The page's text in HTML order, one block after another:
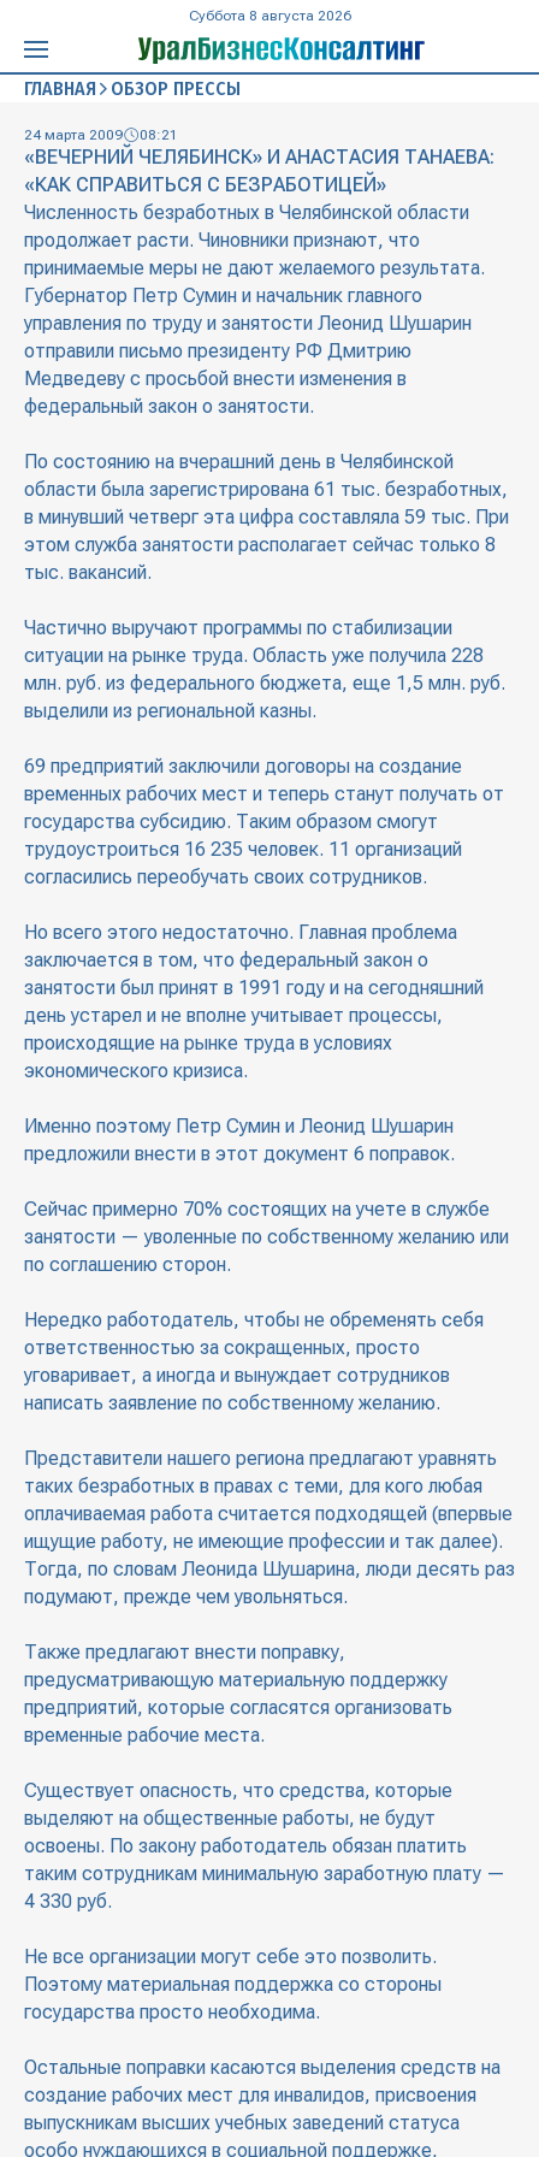
Суббота 8 августа 2026
ГЛАВНАЯ ОБЗОР ПРЕССЫ
24 марта 2009 08:21
«ВЕЧЕРНИЙ ЧЕЛЯБИНСК» И АНАСТАСИЯ ТАНАЕВА:
«КАК СПРАВИТЬСЯ С БЕЗРАБОТИЦЕЙ»
Численность безработных в Челябинской области
продолжает расти. Чиновники признают, что
принимаемые меры не дают желаемого результата.
Губернатор Петр Сумин и начальник главного
управления по труду и занятости Леонид Шушарин
отправили письмо президенту РФ Дмитрию
Медведеву с просьбой внести изменения в
федеральный закон о занятости.
По состоянию на вчерашний день в Челябинской
области была зарегистрирована 61 тыс. безработных,
в минувший четверг эта цифра составляла 59 тыс. При
этом служба занятости располагает сейчас только 8
тыс. вакансий.
Частично выручают программы по стабилизации
ситуации на рынке труда. Область уже получила 228
млн. руб. из федерального бюджета, еще 1,5 млн. руб.
выделили из региональной казны.
69 предприятий заключили договоры на создание
временных рабочих мест и теперь станут получать от
государства субсидию. Таким образом смогут
трудоустроиться 16 235 человек. 11 организаций
согласились переобучать своих сотрудников.
Но всего этого недостаточно. Главная проблема
заключается в том, что федеральный закон о
занятости был принят в 1991 году и на сегодняшний
день устарел и не вполне учитывает процессы,
происходящие на рынке труда в условиях
экономического кризиса.
Именно поэтому Петр Сумин и Леонид Шушарин
предложили внести в этот документ 6 поправок.
Сейчас примерно 70% состоящих на учете в службе
занятости — уволенные по собственному желанию или
по соглашению сторон.
Нередко работодатель, чтобы не обременять себя
ответственностью за сокращенных, просто
уговаривает, а иногда и вынуждает сотрудников
написать заявление по собственному желанию.
Представители нашего региона предлагают уравнять
таких безработных в правах с теми, для кого любая
оплачиваемая работа считается подходящей (впервые
ищущие работу, не имеющие профессии и так далее).
Тогда, по словам Леонида Шушарина, люди десять раз
подумают, прежде чем увольняться.
Также предлагают внести поправку,
предусматривающую материальную поддержку
предприятий, которые согласятся организовать
временные рабочие места.
Существует опасность, что средства, которые
выделяют на общественные работы, не будут
освоены. По закону работодатель обязан платить
таким сотрудникам минимальную заработную плату —
4 330 руб.
Не все организации могут себе это позволить.
Поэтому материальная поддержка со стороны
государства просто необходима.
Остальные поправки касаются выделения средств на
создание рабочих мест для инвалидов, присвоения
выпускникам высших учебных заведений статуса
особо нуждающихся в социальной поддержке,